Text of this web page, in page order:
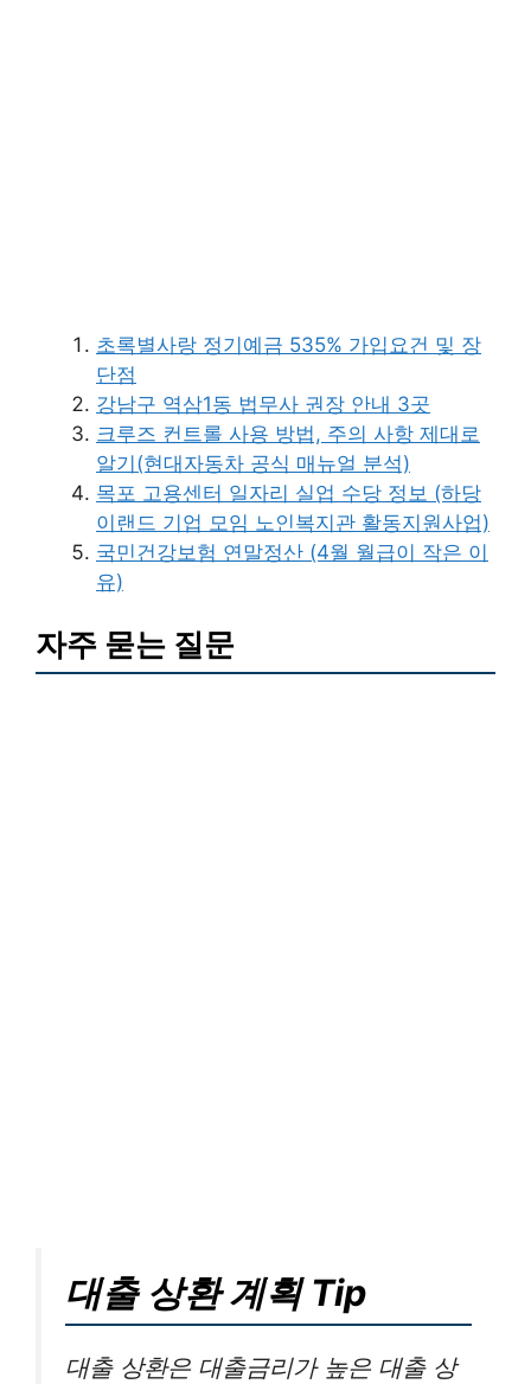
초록별사랑 정기예금 535% 가입요건 및 장
단점
강남구 역삼1동 법무사 권장 안내 3곳
크루즈 컨트롤 사용 방법, 주의 사항 제대로
알기(현대자동차 공식 매뉴얼 분석)
목포 고용센터 일자리 실업 수당 정보 (하당
이랜드 기업 모임 노인복지관 활동지원사업)
국민건강보험 연말정산 (4월 월급이 작은 이
유)
자주 묻는 질문
대출 상환 계획 Tip
대출 상환은 대출금리가 높은 대출 상